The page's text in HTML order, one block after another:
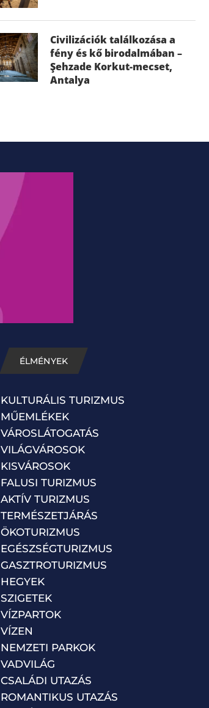
Civilizációk találkozása a
fény és kő birodalmában –
Şehzade Korkut-mecset,
Antalya
ÉLMÉNYEK
KULTURÁLIS TURIZMUS
MŰEMLÉKEK
VÁROSLÁTOGATÁS
VILÁGVÁROSOK
KISVÁROSOK
FALUSI TURIZMUS
AKTÍV TURIZMUS
TERMÉSZETJÁRÁS
ÖKOTURIZMUS
EGÉSZSÉGTURIZMUS
GASZTROTURIZMUS
HEGYEK
SZIGETEK
VÍZPARTOK
VÍZEN
NEMZETI PARKOK
VADVILÁG
CSALÁDI UTAZÁS
ROMANTIKUS UTAZÁS